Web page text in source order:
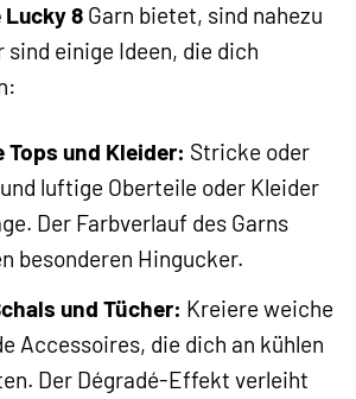
8 Garn bietet, sind nahezu
sind einige Ideen, die dich
Tops und Kleider: Stricke oder
luftige Oberteile oder Kleider
Der Farbverlauf des Garns
besonderen Hingucker.
und Tücher: Kreiere weiche
Accessoires, die dich an kühlen
Der Dégradé-Effekt verleiht